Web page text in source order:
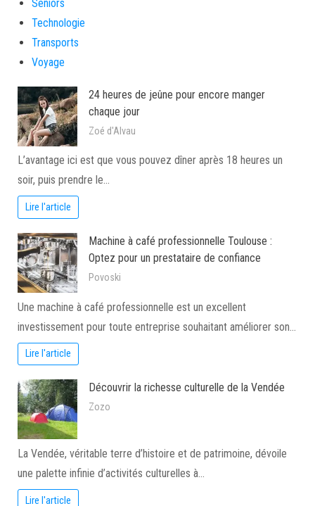
Seniors
Technologie
Transports
Voyage
24 heures de jeûne pour encore manger
chaque jour
Zoé d'Alvau
L’avantage ici est que vous pouvez dîner après 18 heures un
soir, puis prendre le…
Lire l'article
Machine à café professionnelle Toulouse :
Optez pour un prestataire de confiance
Povoski
Une machine à café professionnelle est un excellent
investissement pour toute entreprise souhaitant améliorer son…
Lire l'article
Découvrir la richesse culturelle de la Vendée
Zozo
La Vendée, véritable terre d’histoire et de patrimoine, dévoile
une palette infinie d’activités culturelles à…
Lire l'article